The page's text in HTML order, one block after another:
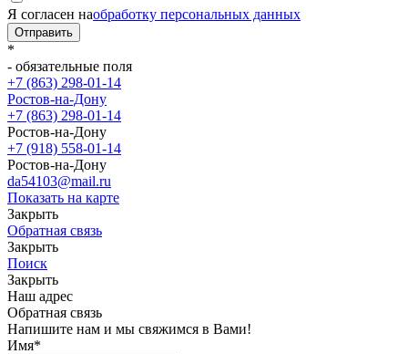
Я согласен наобработку персональных данных
Отправить
*
- обязательные поля
+7 (863) 298-01-14
Ростов-на-Дону
+7 (863) 298-01-14
Ростов-на-Дону
+7 (918) 558-01-14
Ростов-на-Дону
da54103@mail.ru
Показать на карте
Закрыть
Обратная связь
Закрыть
Поиск
Закрыть
Наш адрес
Обратная связь
Напишите нам и мы свяжимся в Вами!
Имя*